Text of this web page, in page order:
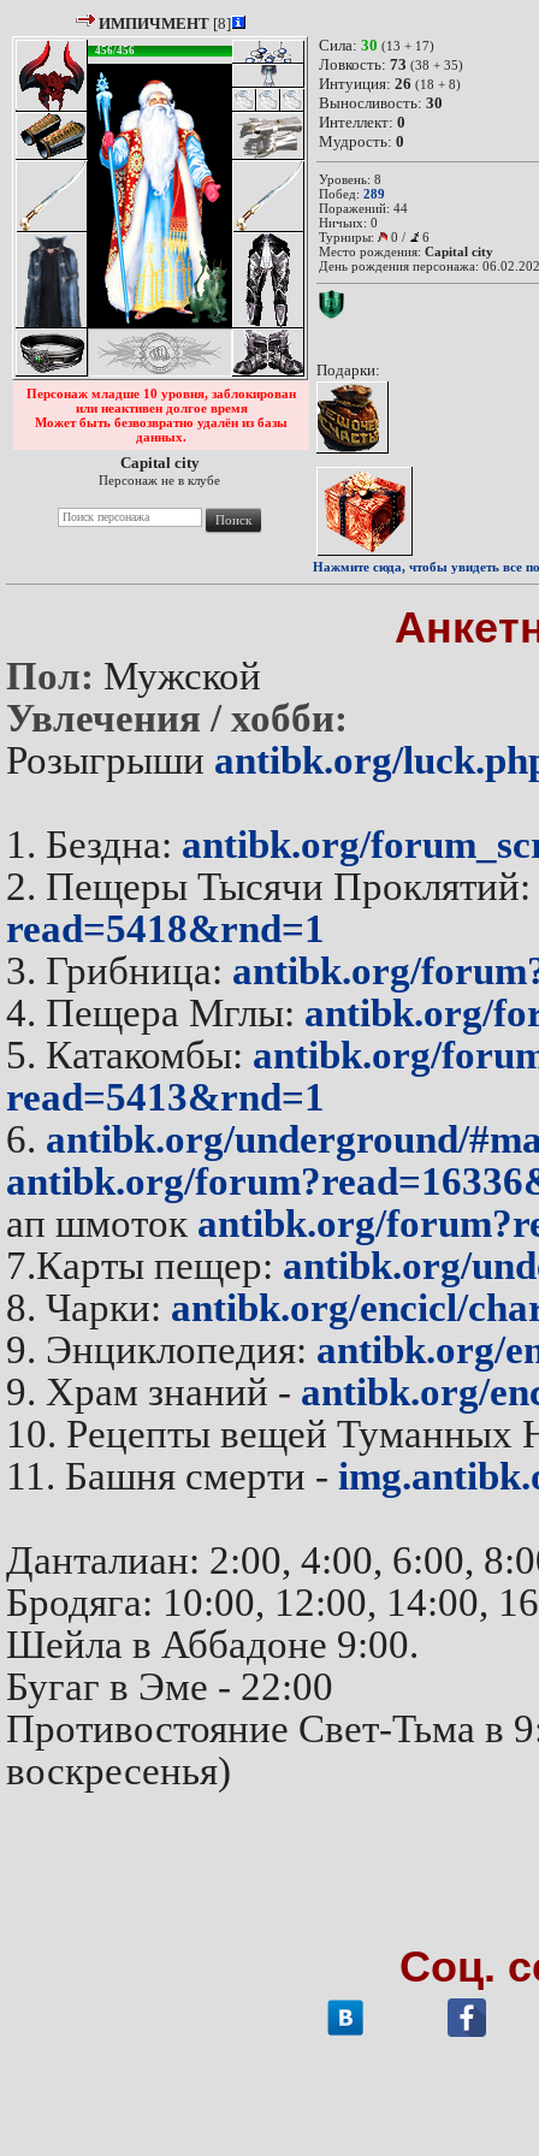
ИМПИЧМЕНТ[8]
456/456
Персонаж младше 10 уровня, заблокирован
или неактивен долгое время
Может быть безвозвратно удалён из базы
данных.
Capital city
Персонаж не в клубе
Сила: 30 (13 + 17)
Ловкость: 73 (38 + 35)
Интуиция: 26 (18 + 8)
Выносливость: 30
Интеллект: 0
Мудрость: 0
Уровень: 8
Побед: 289
Поражений: 44
Ничьих: 0
Турниры:
0 /
6
Место рождения: Capital city
День рождения персонажа:
Подарки:
Нажмите сюда, чтобы увидеть все
Пол: Мужской
Увлечения / хобби:
Розыгрыши antibk.org/
1. Бездна: antibk.org/
2. Пещеры Тысячи Проклятий:
read=5418&rnd=1
3. Грибница: antibk.org/
4. Пещера Мглы: antibk.org/
5. Катакомбы: antibk.org/
read=5413&rnd=1
6. antibk.org/underground/
antibk.org/
ап шмоток antibk.org/
7.Карты пещер: antibk.org/
8. Чарки: antibk.org/encicl/
9. Энциклопедия: antibk.org/
9. Храм знаний - antibk.org/
10. Рецепты вещей Туманных
11. Башня смерти -
Данталиан: 2:00, 4:00, 6:00,
Бродяга: 10:00, 12:00, 14:00,
Шейла в Аббадоне 9:00.
Бугаг в Эме - 22:00
Противостояние Свет-Тьма в
воскресенья)
Соц.